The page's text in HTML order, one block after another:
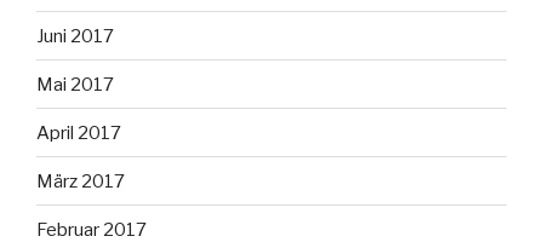
Juni 2017
Mai 2017
April 2017
März 2017
Februar 2017